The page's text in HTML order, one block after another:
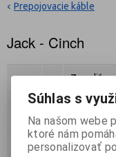
Prepojovacie káble
Jack - Cinch
Zoradiť
Strana1
Súhlas s
Na našom webe
ktoré nám
personalizovať